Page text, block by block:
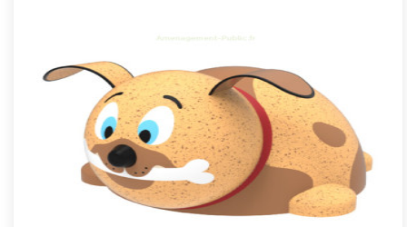
Chien 3D EPDM
Module 3D pour aires de jeux extérieurs inspiré des univers des
dessins animés et des bandes dessinées, le Chien EPDM se dist..
Offre partenaire